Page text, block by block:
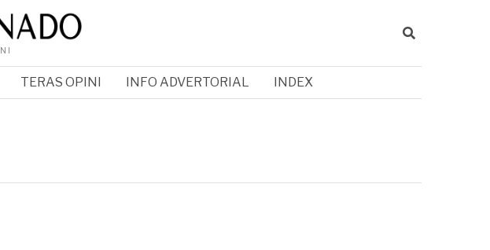
TERAS OPINI INFO ADVERTORIAL INDEX